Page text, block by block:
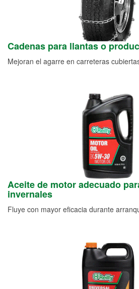
Cadenas para llantas o
Mejoran el agarre en carreteras
Aceite de motor adecuado
invernales
Fluye con mayor eficacia durante